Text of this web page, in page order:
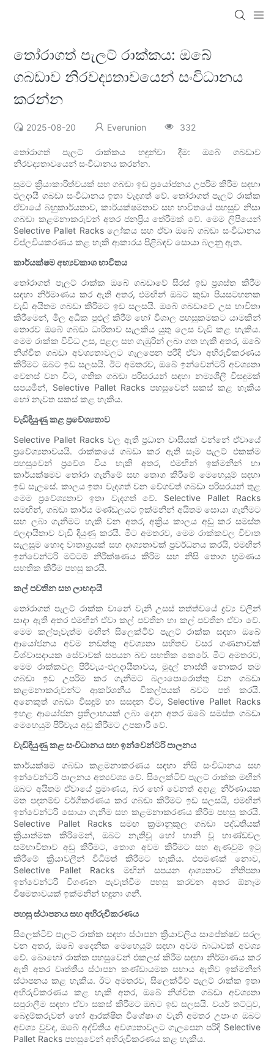
තෝරාගත් පැලට් රාක්කය: ඔබේ
ගබඩාව නිරවද්‍යතාවයෙන් සංවිධානය
කරන්න
2025-08-20 Everunion 332
තෝරාගත් පැලට් රාක්කය හඳුන්වා දීම: ඔබේ ගබඩාව
නිරවද්‍යතාවයෙන් සංවිධානය කරන්න.
සුමට ක්‍රියාකාරිත්වයක් සහ ගබඩා ඉඩ ප්‍රයෝජනය උපරිම කිරීම සඳහා
ඵලදායී ගබඩා සංවිධානය ඉතා වැදගත් වේ. තෝරාගත් පැලට් රාක්ක
ඒවායේ බහුකාර්යතාව, කාර්යක්ෂමතාව සහ භාවිතයේ පහසුව නිසා
ගබඩා කළමනාකරුවන් අතර ජනප්‍රිය තේරීමක් වේ. මෙම ලිපියෙන්
Selective Pallet Racks ලෝකය සහ ඒවා ඔබේ ගබඩා සංවිධානය
විප්ලවීයකරණය කළ හැකි ආකාරය පිළිබඳව සොයා බලනු ඇත.
කාර්යක්ෂම අභ්‍යවකාශ භාවිතය
තෝරාගත් පැලට් රාක්ක ඔබේ ගබඩාවේ සිරස් ඉඩ ප්‍රශස්ත කිරීම
සඳහා නිර්මාණය කර ඇති අතර, එමඟින් ඔබට කුඩා පියසටහනක
වැඩි අයිතම ගබඩා කිරීමට ඉඩ සලසයි. ඔබේ ගබඩාවේ උස භාවිතා
කිරීමෙන්, මිල අධික පුළුල් කිරීම් හෝ විශාල පහසුකමකට යාමකින්
තොරව ඔබේ ගබඩා ධාරිතාව සැලකිය යුතු ලෙස වැඩි කළ හැකිය.
මෙම රාක්ක විවිධ උස, පළල සහ ගැඹුරින් ලබා ගත හැකි අතර, ඔබේ
නිශ්චිත ගබඩා අවශ්‍යතාවලට ගැලපෙන පරිදි ඒවා අභිරුචිකරණය
කිරීමට ඔබට ඉඩ සලසයි. ඊට අමතරව, ඔබේ ඉන්වෙන්ටරි අවශ්‍යතා
වෙනස් වන විට, ගතික ගබඩා පරිසරයන් සඳහා නම්‍යශීලී විසඳුමක්
සපයමින්, Selective Pallet Racks පහසුවෙන් සකස් කළ හැකිය
හෝ නැවත සකස් කළ හැකිය.
වැඩිදියුණු කළ ප්‍රවේශ්‍යතාව
Selective Pallet Racks වල ඇති ප්‍රධාන වාසියක් වන්නේ ඒවායේ
ප්‍රවේශ්‍යතාවයයි. රාක්කයේ ගබඩා කර ඇති සෑම පැලට් එකක්ම
පහසුවෙන් ප්‍රවේශ විය හැකි අතර, එමඟින් ඉක්මනින් හා
කාර්යක්ෂමව තෝරා ගැනීමේ සහ තොග කිරීමේ මෙහෙයුම් සඳහා
ඉඩ සැලසේ. කාලය ඉතා වැදගත් වන වේගවත් ගබඩා පරිසරයන් තුළ
මෙම ප්‍රවේශ්‍යතාව ඉතා වැදගත් වේ. Selective Pallet Racks
සමඟින්, ගබඩා කාර්ය මණ්ඩලයට ඉක්මනින් අයිතම සොයා ගැනීමට
සහ ලබා ගැනීමට හැකි වන අතර, අක්‍රිය කාලය අඩු කර සමස්ත
ඵලදායිතාව වැඩි දියුණු කරයි. මීට අමතරව, මෙම රාක්කවල විවෘත
සැලසුම හොඳ වාතාශ්‍රයක් සහ දෘශ්‍යතාවක් ප්‍රවර්ධනය කරයි, එමඟින්
ඉන්වෙන්ටරි මට්ටම් නිරීක්ෂණය කිරීම සහ නිසි තොග භ්‍රමණය
සහතික කිරීම පහසු කරයි.
කල් පවතින සහ ලාභදායී
තෝරාගත් පැලට් රාක්ක වානේ වැනි උසස් තත්ත්වයේ ද්‍රව්‍ය වලින්
සාදා ඇති අතර එමඟින් ඒවා කල් පවතින හා කල් පවතින ඒවා වේ.
මෙම කල්පැවැත්ම මඟින් සිලෙක්ටිව් පැලට් රාක්ක සඳහා ඔබේ
ආයෝජනය අවම නඩත්තු අවශ්‍යතා සහිතව වසර ගණනාවක්
විශ්වාසදායක සේවාවක් සපයන බව සහතික කෙරේ. මීට අමතරව,
මෙම රාක්කවල පිරිවැය-ඵලදායීතාවය, මුදල් නාස්ති නොකර තම
ගබඩා ඉඩ උපරිම කර ගැනීමට බලාපොරොත්තු වන ගබඩා
කළමනාකරුවන්ට ආකර්ශනීය විකල්පයක් බවට පත් කරයි.
අනෙකුත් ගබඩා විසඳුම් හා සසඳන විට, Selective Pallet Racks
ඉහළ ආයෝජන ප්‍රතිලාභයක් ලබා දෙන අතර ඔබේ සමස්ත ගබඩා
මෙහෙයුම් පිරිවැය අඩු කිරීමට උපකාරී වේ.
වැඩිදියුණු කළ සංවිධානය සහ ඉන්වෙන්ටරි පාලනය
කාර්යක්ෂම ගබඩා කළමනාකරණය සඳහා නිසි සංවිධානය සහ
ඉන්වෙන්ටරි පාලනය අත්‍යවශ්‍ය වේ. සිලෙක්ටිව් පැලට් රාක්ක මඟින්
ඔබට අයිතම ඒවායේ ප්‍රමාණය, බර හෝ වෙනත් අදාළ නිර්ණායක
මත පදනම්ව වර්ගීකරණය කර ගබඩා කිරීමට ඉඩ සලසයි, එමඟින්
ඉන්වෙන්ටරි සොයා ගැනීම සහ කළමනාකරණය කිරීම පහසු කරයි.
Selective Pallet Racks සමඟ ක්‍රමානුකූල ගබඩා පද්ධතියක්
ක්‍රියාත්මක කිරීමෙන්, ඔබට නැතිවූ හෝ හානි වූ භාණ්ඩවල
සම්භාවිතාව අඩු කිරීමට, තොග අවම කිරීමට සහ ඇණවුම් ඉටු
කිරීමේ ක්‍රියාවලීන් විධිමත් කිරීමට හැකිය. එපමණක් නොව,
Selective Pallet Racks මඟින් සපයන දෘශ්‍යතාව නිතිපතා
ඉන්වෙන්ටරි විගණන පැවැත්වීම පහසු කරවන අතර ඕනෑම
විෂමතාවයක් ඉක්මනින් හඳුනා ගනී.
පහසු ස්ථාපනය සහ අභිරුචිකරණය
සිලෙක්ටිව් පැලට් රාක්ක සඳහා ස්ථාපන ක්‍රියාවලිය සාපේක්ෂව සරල
වන අතර, ඔබේ දෛනික මෙහෙයුම් සඳහා අවම බාධාවක් අවශ්‍ය
වේ. බොහෝ රාක්ක පහසුවෙන් එකලස් කිරීම සඳහා නිර්මාණය කර
ඇති අතර වෘත්තීය ස්ථාපන කණ්ඩායමක සහාය ඇතිව ඉක්මනින්
ස්ථාපනය කළ හැකිය. ඊට අමතරව, සිලෙක්ටිව් පැලට් රාක්ක ඉතා
අභිරුචිකරණය කළ හැකි අතර, ඔබේ නිශ්චිත ගබඩා අවශ්‍යතා
සපුරාලීම සඳහා ඒවා සකස් කිරීමට ඔබට ඉඩ සලසයි. වයර් තට්ටුව,
බෙදුම්කරුවන් හෝ ආරක්ෂිත විශේෂාංග වැනි අමතර උපාංග ඔබට
අවශ්‍ය වුවද, ඔබේ අද්විතීය අවශ්‍යතාවලට ගැලපෙන පරිදි Selective
Pallet Racks පහසුවෙන් අභිරුචිකරණය කළ හැකිය.